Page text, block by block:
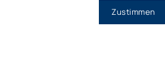
Zustimmen